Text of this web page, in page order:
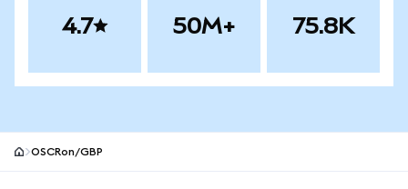
4.7 50M+ 75.8K
OSCRon/GBP